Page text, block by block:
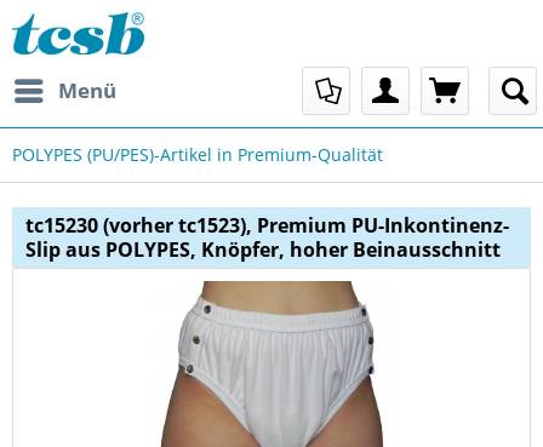
Menü
POLYPES (PU/PES)-Artikel in Premium-Qualität
tc15230 (vorher tc1523), Premium PU-Inkontinenz-
Slip aus POLYPES, Knöpfer, hoher Beinausschnitt